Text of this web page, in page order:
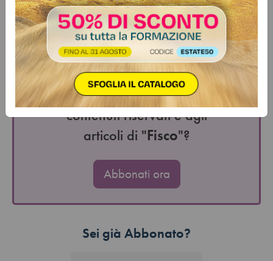
della "cedolare secca". ADEMPIMENTOVersamento
dell'imposta di registro sui contratti di locazione e affitto
stipulati in data 01/07/2025 o rinnovati tacitamente con
decorrenza dal…
Vuoi avere accesso a tutti i
contenuti riservati e agli
articoli di "Fisco"?
Abbonati ora
Sei già Abbonato?